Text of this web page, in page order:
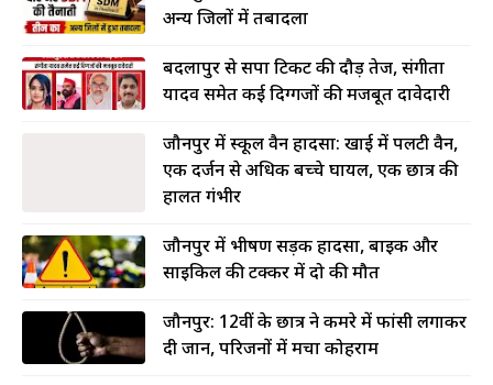
अन्य जिलों में तबादला
बदलापुर से सपा टिकट की दौड़ तेज, संगीता
यादव समेत कई दिग्गजों की मजबूत दावेदारी
जौनपुर में स्कूल वैन हादसा: खाई में पलटी वैन,
एक दर्जन से अधिक बच्चे घायल, एक छात्र की
हालत गंभीर
जौनपुर में भीषण सड़क हादसा, बाइक और
साइकिल की टक्कर में दो की मौत
जौनपुर: 12वीं के छात्र ने कमरे में फांसी लगाकर
दी जान, परिजनों में मचा कोहराम